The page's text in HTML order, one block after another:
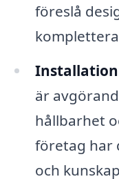
föreslå
är
hållbarhet
företag har
och